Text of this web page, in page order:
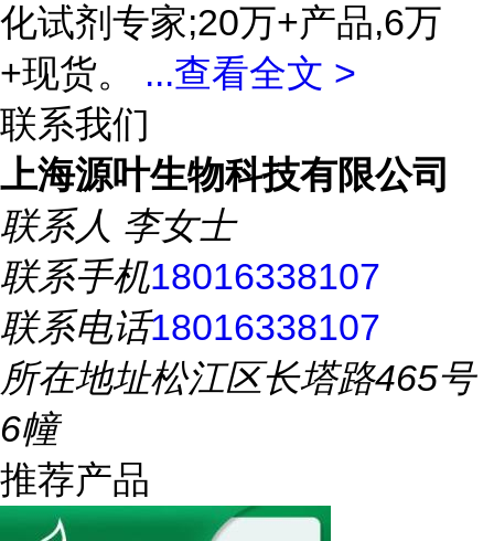
化试剂专家;20万+产品,6万
+现货。 ...查看全文 >
联系我们
上海源叶生物科技有限公司
联系人 李女士
联系手机18016338107
联系电话18016338107
所在地址松江区长塔路465号
6幢
推荐产品